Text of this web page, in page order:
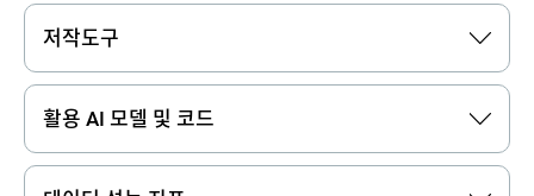
저작도구
활용 AI 모델 및 코드